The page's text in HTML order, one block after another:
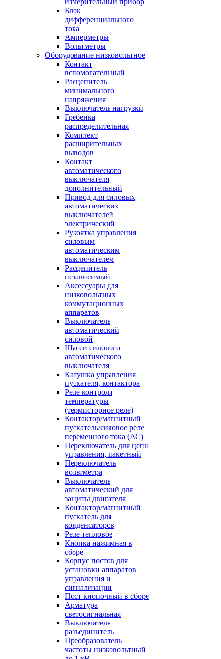
измерительный прибор
Блок
дифференциального
тока
Амперметры
Вольтметры
Оборудование низковольтное
Контакт
вспомогательный
Расцепитель
минимального
напряжения
Выключатель нагрузки
Гребенка
распределительная
Комплект
расширительных
выводов
Контакт
автоматического
выключателя
дополнительный
Привод для силовых
автоматических
выключателей
электрический
Рукоятка управления
силовым
автоматическим
выключателем
Расцепитель
независимый
Аксессуары для
низковольтных
коммутационных
аппаратов
Выключатель
автоматический
силовой
Шасси силового
автоматического
выключателя
Катушка управления
пускателя, контактора
Реле контроля
температуры
(термисторное реле)
Контактор/магнитный
пускатель/силовое реле
переменного тока (АС)
Переключатель для цепи
управления, пакетный
Переключатель
вольтметра
Выключатель
автоматический для
защиты двигателя
Контактор/магнитный
пускатель для
конденсаторов
Реле тепловое
Кнопка нажимная в
сборе
Корпус постов для
установки аппаратов
управления и
сигнализации
Пост кнопочный в сборе
Арматура
светосигнальная
Выключатель-
разъединитель
Преобразователь
частоты низковольтный